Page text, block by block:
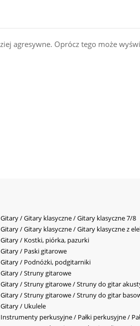
agresywne. Oprócz tego może
Gitary / Gitary klasyczne / Gitary klasyczne 7/8
Gitary / Gitary klasyczne / Gitary klasyczne z
Gitary / Kostki, piórka, pazurki
Gitary / Paski gitarowe
Gitary / Podnóżki, podgitarniki
Gitary / Struny gitarowe
Gitary / Struny gitarowe / Struny do gitar
Gitary / Struny gitarowe / Struny do gitar
Gitary / Ukulele
Instrumenty perkusyjne / Pałki perkusyjne /